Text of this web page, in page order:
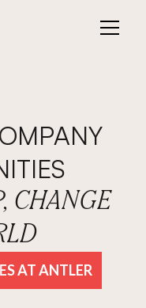
CHANGE
AT ANTLER